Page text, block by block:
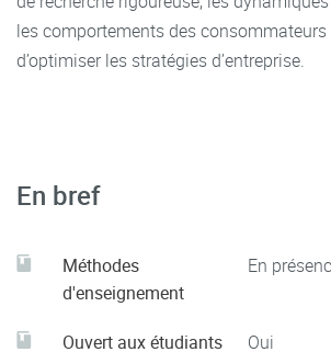
les comportements des consommateurs
d’optimiser les stratégies d’entreprise.
En bref
Méthodes
d'enseignement
En
Ouvert aux étudiants
Oui